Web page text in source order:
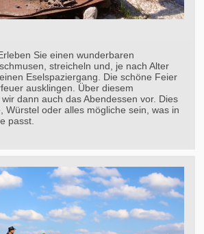
Sie einen wunderbaren
streicheln und, je nach Alter
Eselspaziergang. Die schöne Feier
ausklingen. Über diesem
dann auch das Abendessen vor. Dies
Würstel oder alles mögliche sein, was in
passt.